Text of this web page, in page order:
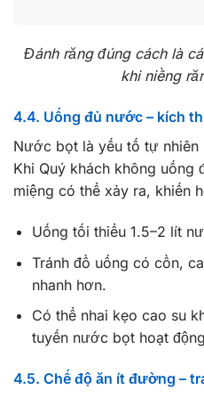
Đánh răng đúng cách là
khi niềng
4.4. Uống đủ nước – kích
Nước bọt là yếu tố tự nhiên
Khi Quý khách không uống
miệng có thể xảy ra, khiến
Uống tối thiểu 1.5–2 lít
Tránh đồ uống có cồn,
nhanh hơn.
Có thể nhai kẹo cao su
tuyến nước bọt hoạt
4.5. Chế độ ăn ít đường –